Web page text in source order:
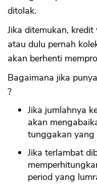
ditolak.
Jika ditemukan,
atau dulu pernah
akan berhenti
Bagaimana jika
?
Jika jumlahnya
akan
tunggakan yang
Jika terlambat
period yang